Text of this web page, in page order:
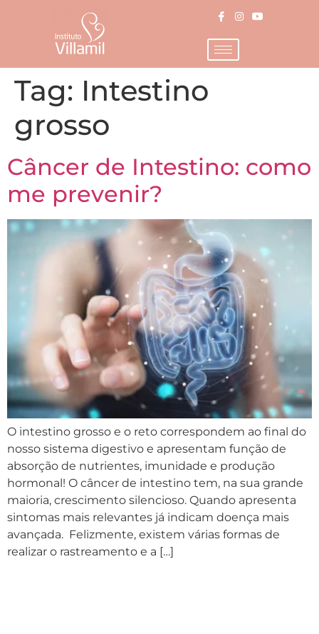
Tag: Intestino
grosso
Câncer de Intestino: como
me prevenir?
O intestino grosso e o reto correspondem ao final do
nosso sistema digestivo e apresentam função de
absorção de nutrientes, imunidade e produção
hormonal! O câncer de intestino tem, na sua grande
maioria, crescimento silencioso. Quando apresenta
sintomas mais relevantes já indicam doença mais
avançada. Felizmente, existem várias formas de
realizar o rastreamento e a […]